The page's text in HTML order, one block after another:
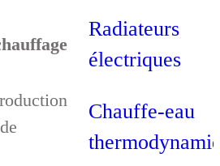
Radiateurs
électriques
Chauffe-eau